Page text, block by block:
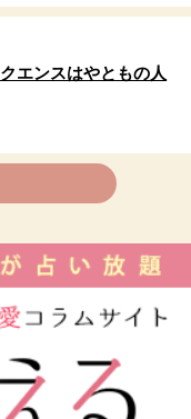
エンスはやともの人